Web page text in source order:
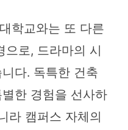
학교와는 또 다른
로, 드라마의 시
다. 독특한 건축
한 경험을 선사하
라 캠퍼스 자체의